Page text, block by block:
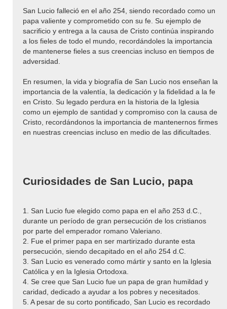
San Lucio falleció en el año 254, siendo recordado como un
papa valiente y comprometido con su fe. Su ejemplo de
sacrificio y entrega a la causa de Cristo continúa inspirando
a los fieles de todo el mundo, recordándoles la importancia
de mantenerse fieles a sus creencias incluso en tiempos de
adversidad.
En resumen, la vida y biografía de San Lucio nos enseñan la
importancia de la valentía, la dedicación y la fidelidad a la fe
en Cristo. Su legado perdura en la historia de la Iglesia
como un ejemplo de santidad y compromiso con la causa de
Cristo, recordándonos la importancia de mantenernos firmes
en nuestras creencias incluso en medio de las dificultades.
Curiosidades de San Lucio, papa
1. San Lucio fue elegido como papa en el año 253 d.C.,
durante un período de gran persecución de los cristianos
por parte del emperador romano Valeriano.
2. Fue el primer papa en ser martirizado durante esta
persecución, siendo decapitado en el año 254 d.C.
3. San Lucio es venerado como mártir y santo en la Iglesia
Católica y en la Iglesia Ortodoxa.
4. Se cree que San Lucio fue un papa de gran humildad y
caridad, dedicado a ayudar a los pobres y necesitados.
5. A pesar de su corto pontificado, San Lucio es recordado